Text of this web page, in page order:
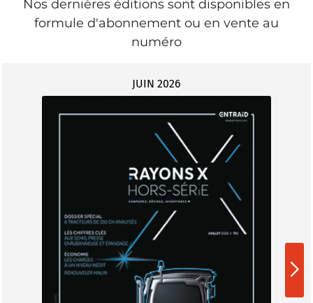
Nos dernières éditions sont disponibles en
formule d'abonnement ou en vente au
numéro
JUIN 2026